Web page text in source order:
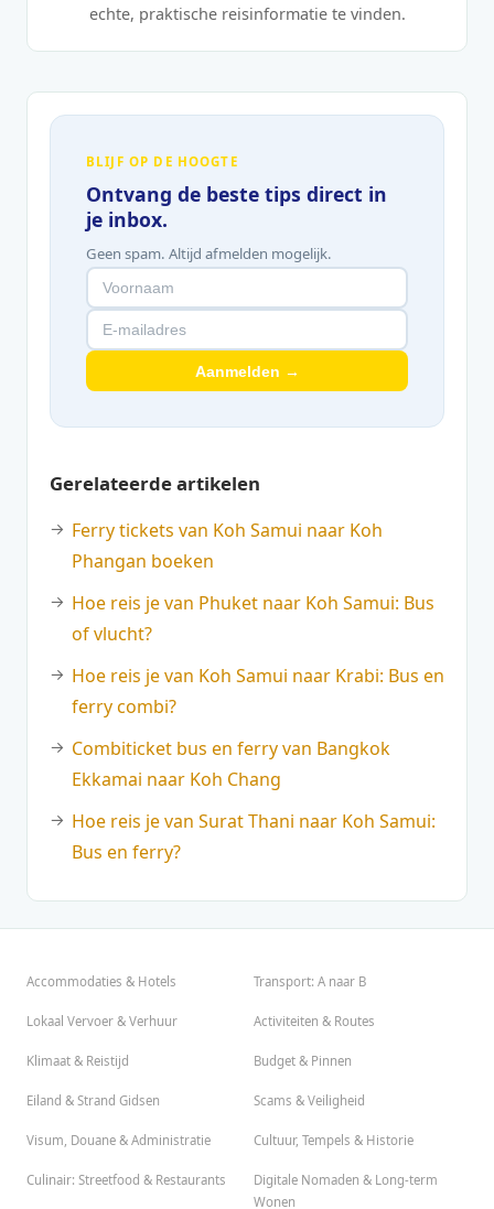
echte, praktische reisinformatie te vinden.
BLIJF OP DE HOOGTE
Ontvang de beste tips direct in
je inbox.
Geen spam. Altijd afmelden mogelijk.
Aanmelden →
Gerelateerde artikelen
Ferry tickets van Koh Samui naar Koh
Phangan boeken
Hoe reis je van Phuket naar Koh Samui: Bus
of vlucht?
Hoe reis je van Koh Samui naar Krabi: Bus en
ferry combi?
Combiticket bus en ferry van Bangkok
Ekkamai naar Koh Chang
Hoe reis je van Surat Thani naar Koh Samui:
Bus en ferry?
Accommodaties & Hotels Transport: A naar B
Lokaal Vervoer & Verhuur Activiteiten & Routes
Klimaat & Reistijd Budget & Pinnen
Eiland & Strand Gidsen Scams & Veiligheid
Visum, Douane & Administratie Cultuur, Tempels & Historie
Culinair: Streetfood & Restaurants
Digitale Nomaden & Long-term
Wonen